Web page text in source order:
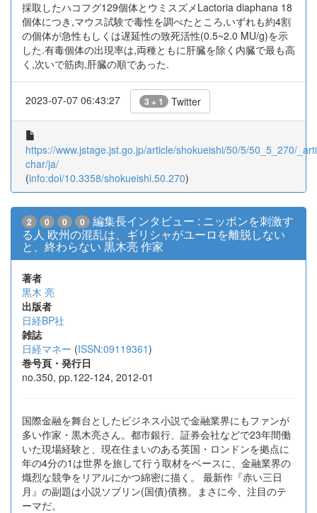
採取したハコフグ129個体とウミスズメLactoria diaphana 18
個体につき,マウス試験で毒性を調べたところ,いずれも約4割
の個体が急性もしくは遅延性の致死活性(0.5~2.0 MU/g)を示
した.有毒個体の出現率は,両種ともに肝臓を除く内臓で最も高
く,次いで筋肉,肝臓の順であった.
2023-07-07 06:43:27 3 + 1 Twitter
https://www.jstage.jst.go.jp/article/shokueishi/50/5/50_5_270/
char/ja/
(info:doi/10.3358/shokueishi.50.270)
2 0 0 0
編集長インタビュー : ニッポンを刺激す
る人 欧州の混乱は、ギリシャがユーロを離脱しない
と、終わらない 黒木亮 作家
著者
黒木 亮
出版者
日経BP社
雑誌
日経マネー (ISSN:09119361)
巻号頁・発行日
no.350, pp.122-124, 2012-01
国際金融を舞台としたビジネス小説で金融業界にもファンが
多い作家・黒木亮さん。都市銀行、証券会社などで23年間働
いた現場経験と、現在住まいのある英国・ロンドンを拠点に
年の4分の1は世界を旅して行う取材をベースに、金融業界の
熾烈な競争をリアルにかつ綿密に描く。 最新作『赤い三日
月』の副題は小説ソブリン(国債)債務。まさに今、注目のテ
ーマだ。